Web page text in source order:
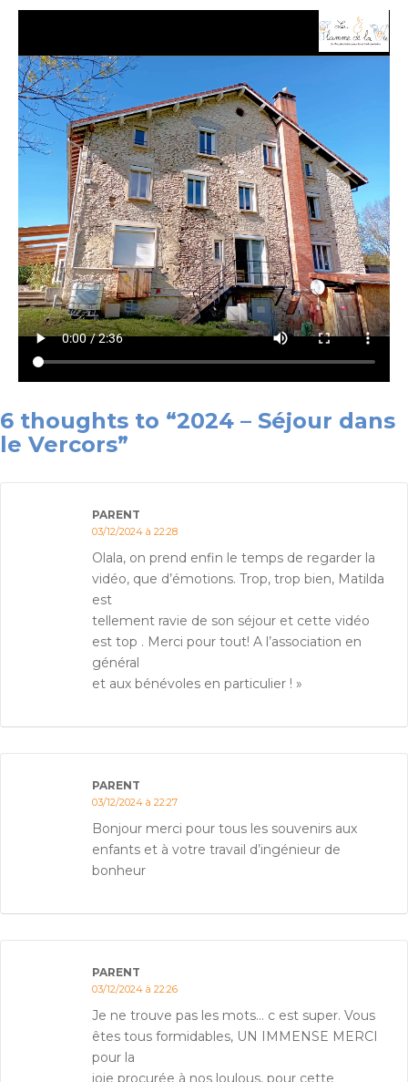
6 thoughts to “2024 – Séjour dans
le Vercors”
PARENT
03/12/2024 à 22:28
Olala, on prend enfin le temps de regarder la
vidéo, que d’émotions. Trop, trop bien, Matilda
est
tellement ravie de son séjour et cette vidéo
est top . Merci pour tout! A l’association en
général
et aux bénévoles en particulier ! »
PARENT
03/12/2024 à 22:27
Bonjour merci pour tous les souvenirs aux
enfants et à votre travail d’ingénieur de
bonheur
PARENT
03/12/2024 à 22:26
Je ne trouve pas les mots… c est super. Vous
êtes tous formidables, UN IMMENSE MERCI
pour la
joie procurée à nos loulous, pour cette